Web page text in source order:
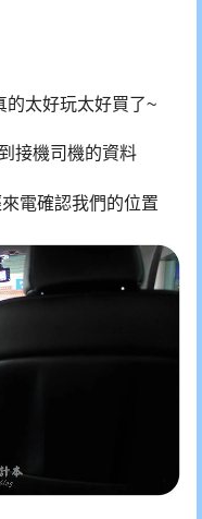
的太好玩太好買了~
接機司機的資料
電確認我們的位置